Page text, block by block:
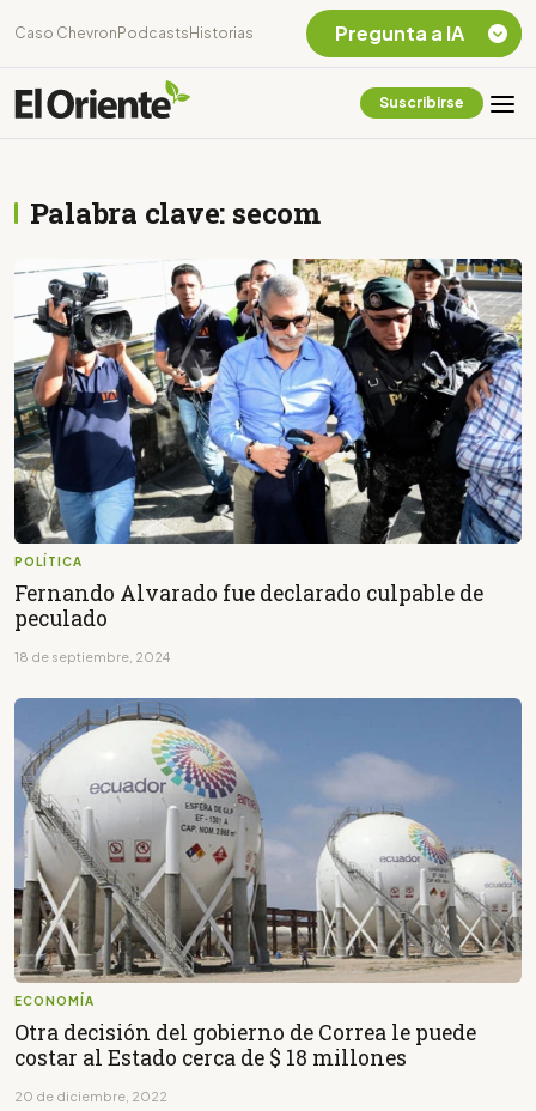
Caso Chevron Podcasts Historias
Suscribirse
Palabra clave: secom
POLÍTICA
Fernando Alvarado fue declarado culpable de
peculado
18 de septiembre, 2024
ECONOMÍA
Otra decisión del gobierno de Correa le puede
costar al Estado cerca de $ 18 millones
20 de diciembre, 2022
Pregunta a IA
Amazonia Ecuatoriana
¿En que consiste la
tasa minera que rige en
Ecuador?